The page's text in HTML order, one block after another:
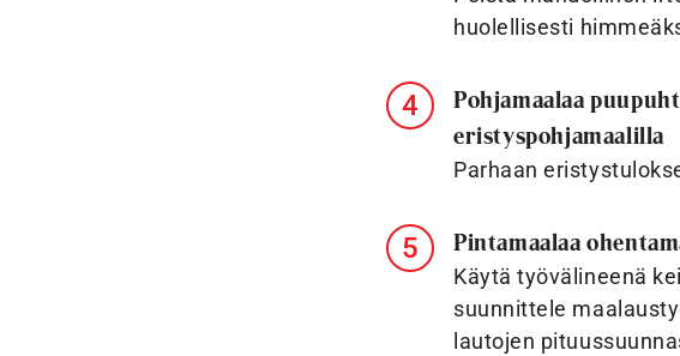
huolellisesti
Pohjamaalaa
eristyspohjamaalilla
Parhaan
Pintamaalaa
Käytä työvälineenä
suunnittele
lautojen